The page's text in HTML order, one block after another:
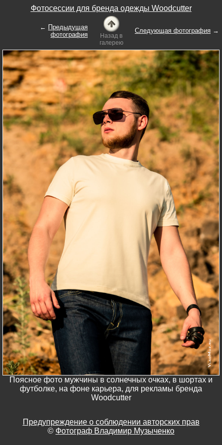
Фотосессии для бренда одежды Woodcutter
← Предыдущая
фотография
Назад в
галерею
Следующая фотография →
Поясное фото мужчины в солнечных очках, в шортах и
футболке, на фоне карьера, для рекламы бренда
Woodcutter
Предупреждение о соблюдении авторских прав
© Фотограф Владимир Музыченко